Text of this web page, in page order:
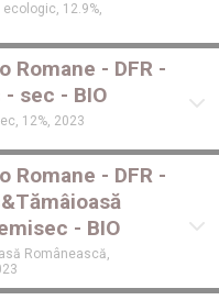
12.9%,
Romane - DFR -
sec - BIO
12%, 2023
Romane - DFR -
- BIO
Românească,